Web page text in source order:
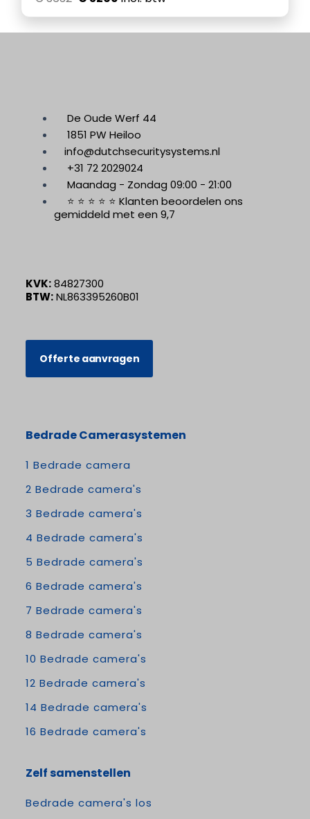
De Oude Werf 44
1851 PW Heiloo
info@dutchsecuritysystems.nl
+31 72 2029024
Maandag - Zondag 09:00 - 21:00
⭐ ⭐ ⭐ ⭐ ⭐ Klanten beoordelen ons
gemiddeld met een 9,7
KVK:84827300
BTW:NL863395260B01
Offerte aanvragen
Bedrade Camerasystemen
1 Bedrade camera
2 Bedrade camera's
3 Bedrade camera's
4 Bedrade camera's
5 Bedrade camera's
6 Bedrade camera's
7 Bedrade camera's
8 Bedrade camera's
10 Bedrade camera's
12 Bedrade camera's
14 Bedrade camera's
16 Bedrade camera's
Zelf samenstellen
Bedrade camera's los